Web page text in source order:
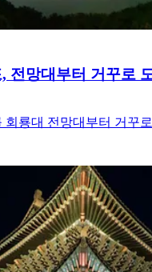
전망대부터 거꾸로
회룡대 전망대부터 거꾸